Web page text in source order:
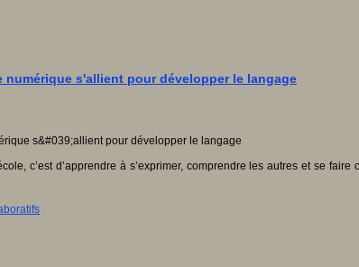
numérique s'allient pour développer le langage
c’est d’apprendre à s’exprimer, comprendre les autres et se